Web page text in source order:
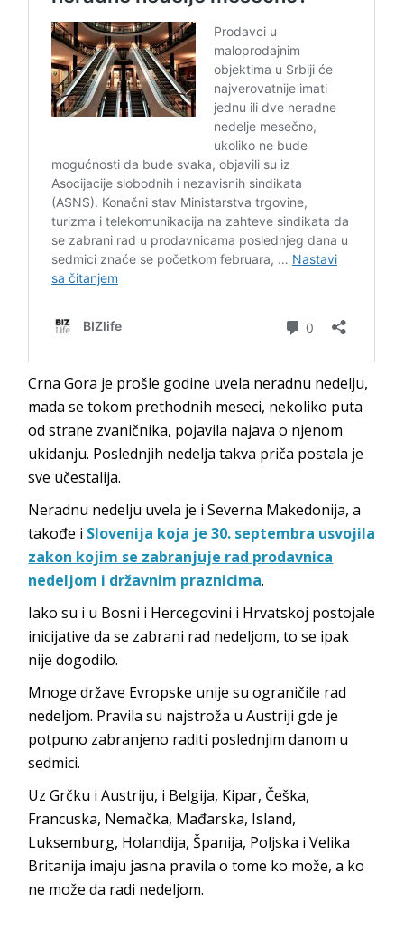
Crna Gora je prošle godine uvela neradnu nedelju,
mada se tokom prethodnih meseci, nekoliko puta
od strane zvaničnika, pojavila najava o njenom
ukidanju. Poslednjih nedelja takva priča postala je
sve učestalija.
Neradnu nedelju uvela je i Severna Makedonija, a
takođe i Slovenija koja je 30. septembra usvojila
zakon kojim se zabranjuje rad prodavnica
nedeljom i državnim praznicima.
Iako su i u Bosni i Hercegovini i Hrvatskoj postojale
inicijative da se zabrani rad nedeljom, to se ipak
nije dogodilo.
Mnoge države Evropske unije su ograničile rad
nedeljom. Pravila su najstroža u Austriji gde je
potpuno zabranjeno raditi poslednjim danom u
sedmici.
Uz Grčku i Austriju, i Belgija, Kipar, Češka,
Francuska, Nemačka, Mađarska, Island,
Luksemburg, Holandija, Španija, Poljska i Velika
Britanija imaju jasna pravila o tome ko može, a ko
ne može da radi nedeljom.